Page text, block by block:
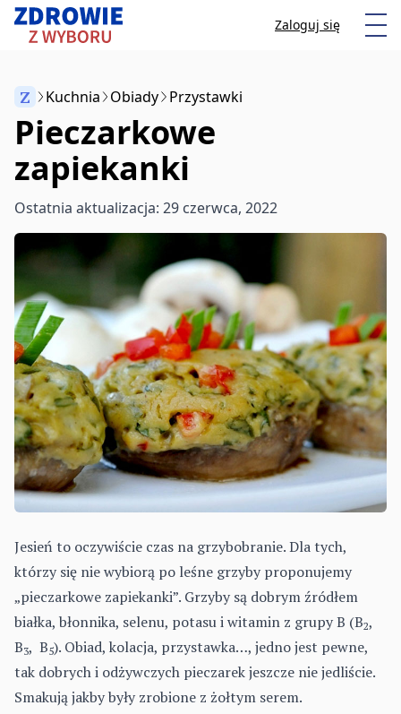
Przeskocz do treści Zaloguj się
Z Kuchnia Obiady Przystawki
Pieczarkowe
zapiekanki
Ostatnia aktualizacja: 29 czerwca, 2022
Jesień to oczywiście czas na grzybobranie. Dla tych,
którzy się nie wybiorą po leśne grzyby proponujemy
„pieczarkowe zapiekanki”. Grzyby są dobrym źródłem
białka, błonnika, selenu, potasu i witamin z grupy B (B2,
B3, B5). Obiad, kolacja, przystawka…, jedno jest pewne,
tak dobrych i odżywczych pieczarek jeszcze nie jedliście.
Smakują jakby były zrobione z żołtym serem.